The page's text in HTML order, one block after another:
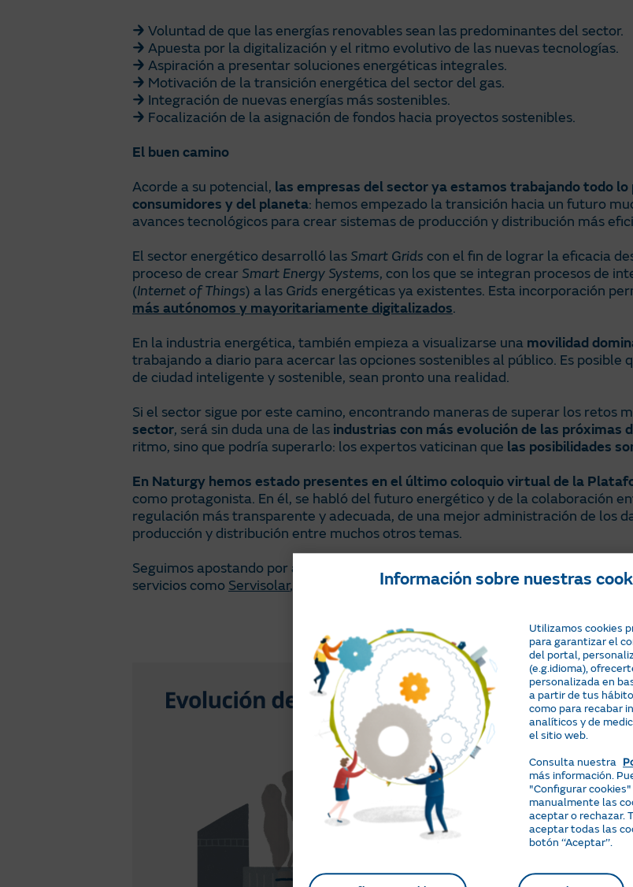
Voluntad de que las energías renovables sean las predominantes del sector.
Apuesta por la digitalización y el ritmo evolutivo de las nuevas tecnologías.
Aspiración a presentar soluciones energéticas integrales.
Motivación de la transición energética del sector del gas.
Integración de nuevas energías más sostenibles.
Focalización de la asignación de fondos hacia proyectos sostenibles.
El buen camino
Acorde a su potencial, las empresas del sector ya estamos trabajando todo
consumidores y del planeta: hemos empezado la transición hacia un futuro
avances tecnológicos para crear sistemas de producción y distribución más
El sector energético desarrolló las Smart Grids con el fin de lograr la eficacia
proceso de crear Smart Energy Systems, con los que se integran procesos de
(Internet of Things) a las Grids energéticas ya existentes. Esta incorporación
más autónomos y mayoritariamente digitalizados.
En la industria energética, también empieza a visualizarse una movilidad
trabajando a diario para acercar las opciones sostenibles al público. Es posible
de ciudad inteligente y sostenible, sean pronto una realidad.
Si el sector sigue por este camino, encontrando maneras de superar los retos
sector, será sin duda una de las industrias con más evolución de las próximas
ritmo, sino que podría superarlo: los expertos vaticinan que las posibilidades
En Naturgy hemos estado presentes en el último coloquio virtual de la
como protagonista. En él, se habló del futuro energético y de la colaboración
regulación más transparente y adecuada, de una mejor administración de los
producción y distribución entre muchos otros temas.
Seguimos apostando poravanzar
hacia el futuro, y queremos que tú y tu
servicios como Servisolar, que te permite generar tu propia energía.
Información sobre nuestras
Utilizamos cookies
para garantizar el
del portal,
(e.g.idioma),
personalizada en
a partir de tus
como para recabar
analíticos y de
el sitio web.
Consulta nuestra
más información.
"Configurar
manualmente las
aceptar o rechazar.
aceptar todas las
botón ‘‘Aceptar’’.